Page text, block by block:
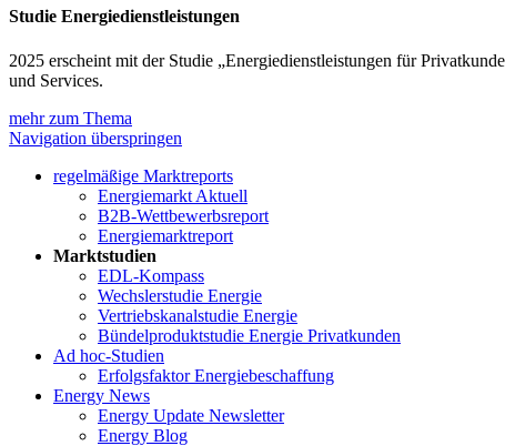
Studie Energiedienstleistungen
2025 erscheint mit der Studie „Energiedienstleistungen für
und Services.
mehr zum Thema
Navigation überspringen
regelmäßige Marktreports
Energiemarkt Aktuell
B2B-Wettbewerbsreport
Energiemarktreport
Marktstudien
EDL-Kompass
Wechslerstudie Energie
Vertriebskanalstudie Energie
Bündelproduktstudie Energie Privatkunden
Ad hoc-Studien
Erfolgsfaktor Energiebeschaffung
Energy News
Energy Update Newsletter
Energy Blog